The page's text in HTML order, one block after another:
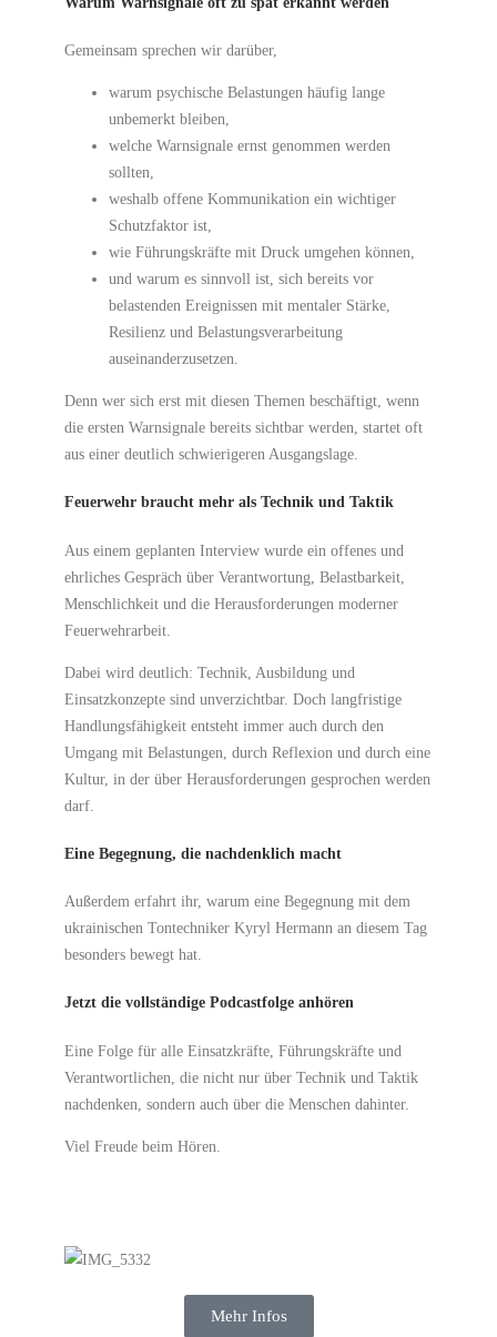
Gemeinsam sprechen wir darüber,
warum psychische Belastungen häufig lange
unbemerkt bleiben,
welche Warnsignale ernst genommen werden
sollten,
weshalb offene Kommunikation ein wichtiger
Schutzfaktor ist,
wie Führungskräfte mit Druck umgehen können,
und warum es sinnvoll ist, sich bereits vor
belastenden Ereignissen mit mentaler Stärke,
Resilienz und Belastungsverarbeitung
auseinanderzusetzen.
Denn wer sich erst mit diesen Themen beschäftigt, wenn
die ersten Warnsignale bereits sichtbar werden, startet oft
aus einer deutlich schwierigeren Ausgangslage.
Feuerwehr braucht mehr als Technik und Taktik
Aus einem geplanten Interview wurde ein offenes und
ehrliches Gespräch über Verantwortung, Belastbarkeit,
Menschlichkeit und die Herausforderungen moderner
Feuerwehrarbeit.
Dabei wird deutlich: Technik, Ausbildung und
Einsatzkonzepte sind unverzichtbar. Doch langfristige
Handlungsfähigkeit entsteht immer auch durch den
Umgang mit Belastungen, durch Reflexion und durch eine
Kultur, in der über Herausforderungen gesprochen werden
darf.
Eine Begegnung, die nachdenklich macht
Außerdem erfahrt ihr, warum eine Begegnung mit dem
ukrainischen Tontechniker Kyryl Hermann an diesem Tag
besonders bewegt hat.
Jetzt die vollständige Podcastfolge anhören
Eine Folge für alle Einsatzkräfte, Führungskräfte und
Verantwortlichen, die nicht nur über Technik und Taktik
nachdenken, sondern auch über die Menschen dahinter.
Viel Freude beim Hören.
Mehr Infos